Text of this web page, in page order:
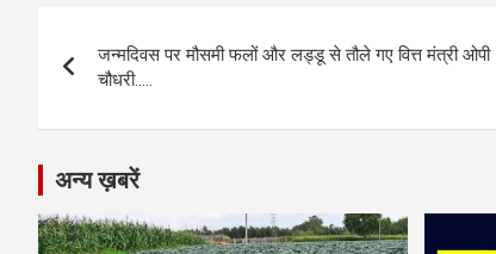
o
o
k
g A
p
a
n
navigation
जन्मदिवस पर मौसमी फलों और लड्डू से तौले गए वित्त मंत्री ओपी
चौधरी…..
अन्य ख़बरें